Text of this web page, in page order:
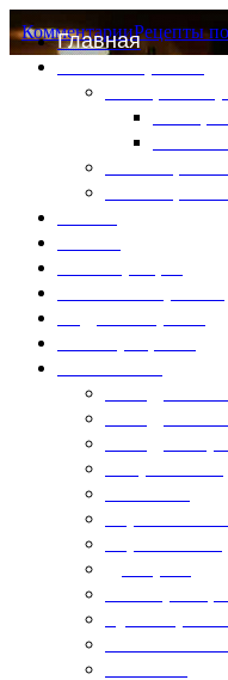
Главная
Специи и
Таблица
Блюда из
Блюда из
Блюда из
Вторые
Горячие
Маленьким
КомментарииРецепты